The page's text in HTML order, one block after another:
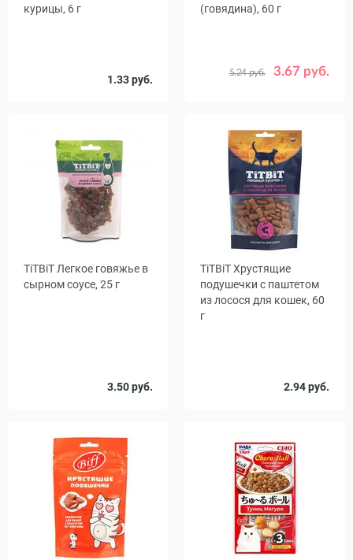
курицы, 6 г
1.33 руб.
(говядина), 60 г
3.67 руб.
5.24 руб.
12.12.26
TiTBiT Легкое говяжье в
сырном соусе, 25 г
3.50 руб.
TiTBiТ Хрустящие
подушечки с паштетом
из лосося для кошек, 60
г
2.94 руб.